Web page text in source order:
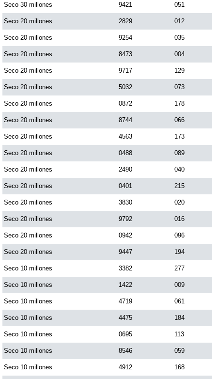
Seco 30 millones 9421 051
Seco 20 millones 2829 012
Seco 20 millones 9254 035
Seco 20 millones 8473 004
Seco 20 millones 9717 129
Seco 20 millones 5032 073
Seco 20 millones 0872 178
Seco 20 millones 8744 066
Seco 20 millones 4563 173
Seco 20 millones 0488 089
Seco 20 millones 2490 040
Seco 20 millones 0401 215
Seco 20 millones 3830 020
Seco 20 millones 9792 016
Seco 20 millones 0942 096
Seco 20 millones 9447 194
Seco 10 millones 3382 277
Seco 10 millones 1422 009
Seco 10 millones 4719 061
Seco 10 millones 4475 184
Seco 10 millones 0695 113
Seco 10 millones 8546 059
Seco 10 millones 4912 168